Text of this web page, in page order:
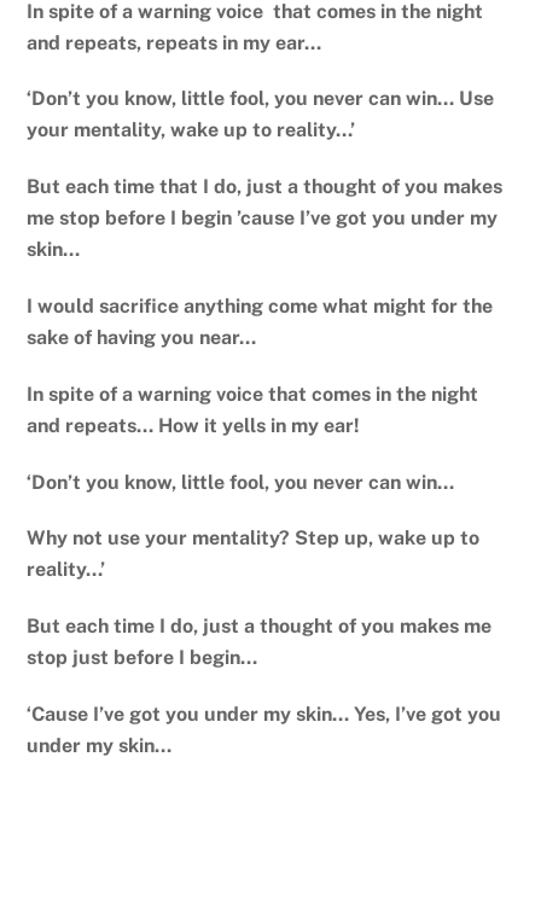
In spite of a warning voice that comes in the night
and repeats, repeats in my ear…
‘Don’t you know, little fool, you never can win… Use
your mentality, wake up to reality…’
But each time that I do, just a thought of you makes
me stop before I begin ’cause I’ve got you under my
skin…
I would sacrifice anything come what might for the
sake of having you near…
In spite of a warning voice that comes in the night
and repeats… How it yells in my ear!
‘Don’t you know, little fool, you never can win…
Why not use your mentality? Step up, wake up to
reality…’
But each time I do, just a thought of you makes me
stop just before I begin…
‘Cause I’ve got you under my skin… Yes, I’ve got you
under my skin…